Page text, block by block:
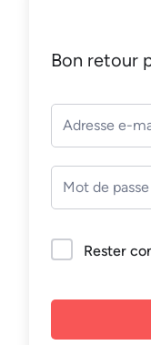
Bon retour
Rester